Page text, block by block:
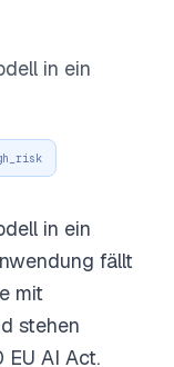
in ein
in ein
fällt
mit
stehen
AI Act.